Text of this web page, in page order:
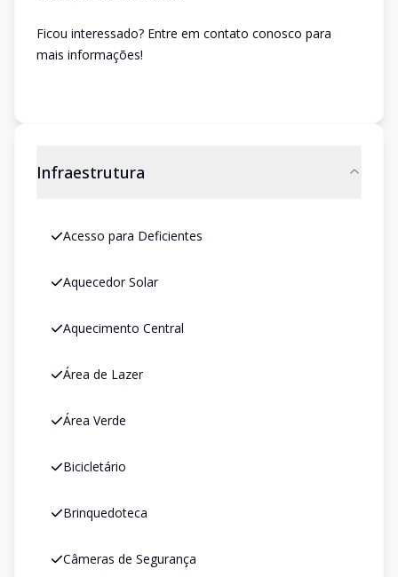
Ficou interessado? Entre em contato conosco para
mais informações!
Infraestrutura
Acesso para Deficientes
Aquecedor Solar
Aquecimento Central
Área de Lazer
Área Verde
Bicicletário
Brinquedoteca
Câmeras de Segurança